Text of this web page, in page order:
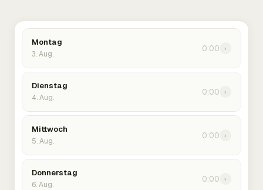
Montag
3. Aug.
0:00 ›
Dienstag
4. Aug.
0:00 ›
Mittwoch
5. Aug.
0:00 ›
Donnerstag
6. Aug.
0:00 ›